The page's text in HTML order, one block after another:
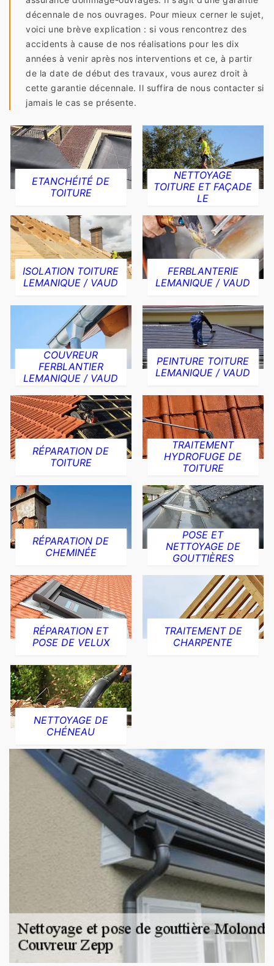
décennale de nos ouvrages. Pour mieux cerner le sujet,
voici une brève explication : si vous rencontrez des
accidents à cause de nos réalisations pour les dix
années à venir après nos interventions et ce, à partir
de la date de début des travaux, vous aurez droit à
cette garantie décennale. Il suffira de nous contacter si
jamais le cas se présente.
ETANCHÉITÉ DE
TOITURE
NETTOYAGE
TOITURE ET FAÇADE
LE
ISOLATION TOITURE
LEMANIQUE / VAUD
FERBLANTERIE
LEMANIQUE / VAUD
COUVREUR
FERBLANTIER
LEMANIQUE / VAUD
PEINTURE TOITURE
LEMANIQUE / VAUD
RÉPARATION DE
TOITURE
TRAITEMENT
HYDROFUGE DE
TOITURE
RÉPARATION DE
CHEMINÉE
POSE ET
NETTOYAGE DE
GOUTTIÈRES
RÉPARATION ET
POSE DE VELUX
TRAITEMENT DE
CHARPENTE
NETTOYAGE DE
CHÉNEAU